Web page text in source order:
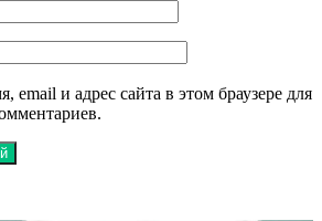
email и адрес сайта в этом браузере для